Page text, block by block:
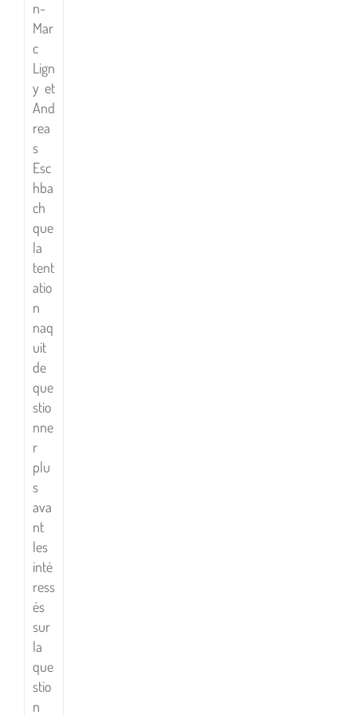
n-
Mar
c
Lign
y et
And
rea
s
Esc
hba
ch
que
la
tent
atio
n
naq
uit
de
que
stio
nne
r
plu
s
ava
nt
les
inté
ress
és
sur
la
que
stio
n